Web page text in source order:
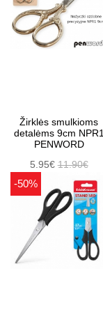
Žirklės smulkioms
detalėms 9cm NPR1
PENWORD
5.95€11.90€
-50%